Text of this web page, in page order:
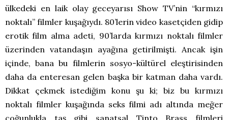
ülkedeki en laik olay geceyarısı Show TV’nin “kırmızı
noktalı” filmler kuşağıydı. 80’lerin video kasetçiden gidip
erotik film alma adeti, 90’larda kırmızı noktalı filmler
üzerinden vatandaşın ayağına getirilmişti. Ancak işin
içinde, bana bu filmlerin sosyo-kültürel eleştirisinden
daha da enteresan gelen başka bir katman daha vardı.
Dikkat çekmek istediğim konu şu ki; biz bu kırmızı
noktalı filmler kuşağında seks filmi adı altında meğer
çoğunlukla taş gibi sanatsal Tinto Brass filmleri